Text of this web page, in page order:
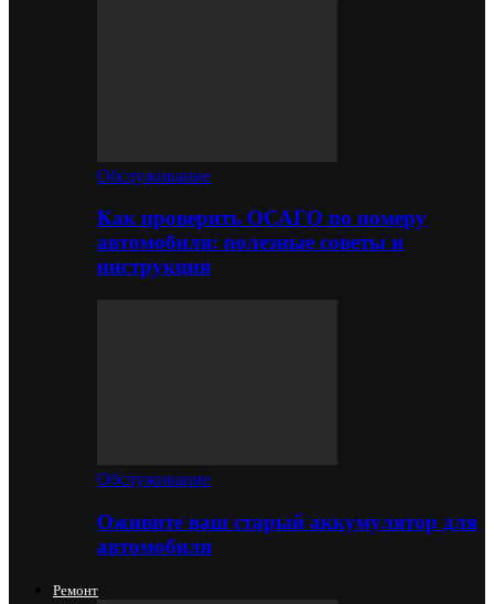
Обслуживание
Как проверить ОСАГО по номеру
автомобиля: полезные советы и
инструкция
Обслуживание
Оживите ваш старый аккумулятор для
автомобиля
Ремонт